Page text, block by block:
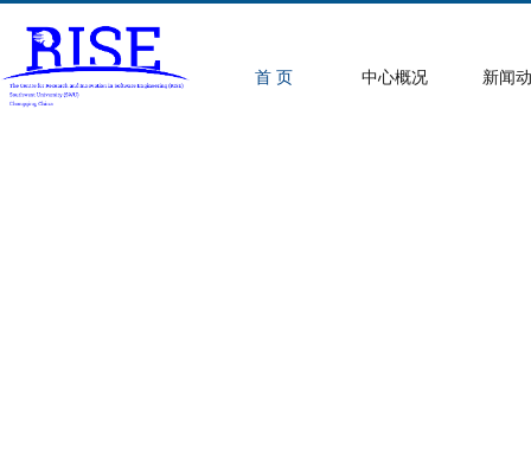
首 页 中心概况 新闻